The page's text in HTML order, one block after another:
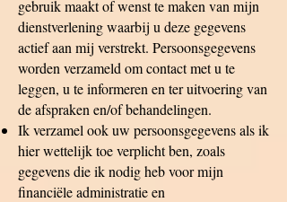
gebruik maakt of wenst te maken van mijn
dienstverlening waarbij u deze gegevens
actief aan mij verstrekt. Persoonsgegevens
worden verzameld om contact met u te
leggen, u te informeren en ter uitvoering van
de afspraken en/of behandelingen.
Ik verzamel ook uw persoonsgegevens als ik
hier wettelijk toe verplicht ben, zoals
gegevens die ik nodig heb voor mijn
financiële administratie en